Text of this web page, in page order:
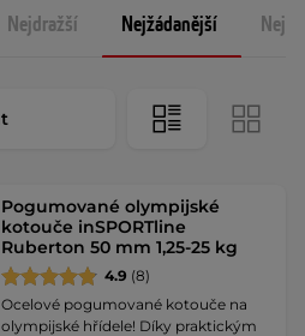
Nejdražší Nejžádanější
Pogumované olympijské
kotouče inSPORTline
Ruberton 50 mm 1,25-25 kg
4.9 (8)
Ocelové pogumované kotouče na
olympijské hřídele! Díky praktickým